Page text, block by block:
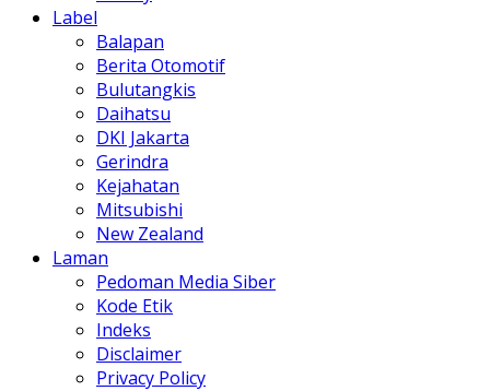
Label
Balapan
Berita Otomotif
Bulutangkis
Daihatsu
DKI Jakarta
Gerindra
Kejahatan
Mitsubishi
New Zealand
Laman
Pedoman Media Siber
Kode Etik
Indeks
Disclaimer
Privacy Policy